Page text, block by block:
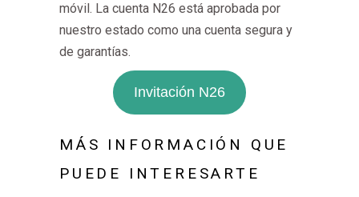
móvil. La cuenta N26 está aprobada por
nuestro estado como una cuenta segura y
de garantías.
Invitación N26
MÁS INFORMACIÓN QUE
PUEDE INTERESARTE